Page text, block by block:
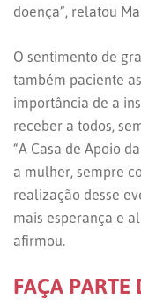
doença”, relatou
O sentimento de
também paciente
importância de a
receber a todos,
“A Casa de Apoio
a mulher, sempre
realização desse
mais esperança e
afirmou.
FAÇA PARTE